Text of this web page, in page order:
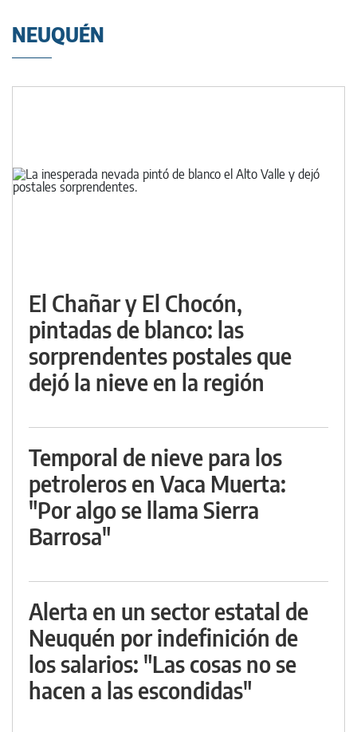
NEUQUÉN
El Chañar y El Chocón,
pintadas de blanco: las
sorprendentes postales que
dejó la nieve en la región
Temporal de nieve para los
petroleros en Vaca Muerta:
"Por algo se llama Sierra
Barrosa"
Alerta en un sector estatal de
Neuquén por indefinición de
los salarios: "Las cosas no se
hacen a las escondidas"